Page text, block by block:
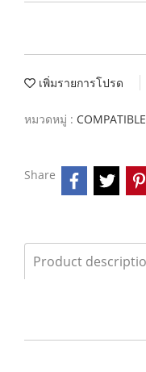
เพิ่มรายการโปรด
หมวดหมู่ :
Share
Product